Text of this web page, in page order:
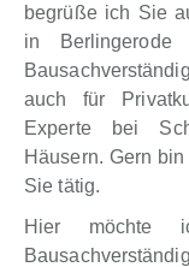
begrüße ich Sie
in
auch für
Experte bei
Häusern. Gern
Sie tätig.
Hier möchte